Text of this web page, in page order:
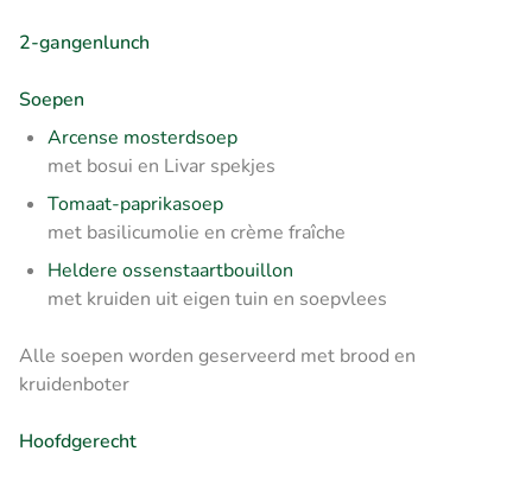
2-gangenlunch
Soepen
Arcense mosterdsoep
met bosui en Livar spekjes
Tomaat-paprikasoep
met basilicumolie en crème fraîche
Heldere ossenstaartbouillon
met kruiden uit eigen tuin en soepvlees
Alle soepen worden geserveerd met brood en
kruidenboter
Hoofdgerecht